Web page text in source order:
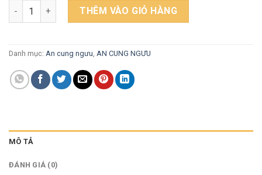
NGƯU HOÀNG THANH TÂM ( Hộp gỗ) số lượng
THÊM VÀO GIỎ HÀNG
Danh mục: An cung ngưu, AN CUNG NGƯU
MÔ TẢ
ĐÁNH GIÁ (0)